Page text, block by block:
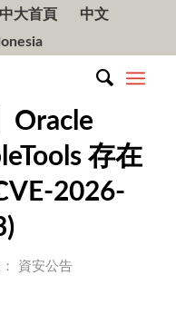
中大首頁
中文
Oracle
存在
2026-
資安公告